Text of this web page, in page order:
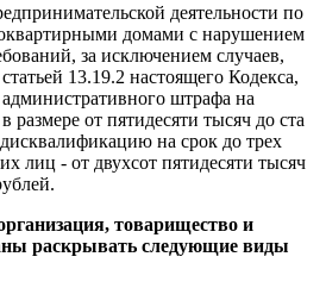
деятельности по
домами с нарушением
за исключением случаев,
13.19.2 настоящего Кодекса,
штрафа на
от пятидесяти тысяч до ста
на срок до трех
лиц - от двухсот пятидесяти тысяч
товарищество и
раскрывать следующие виды